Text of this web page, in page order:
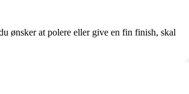
ønsker at polere eller give en fin finish, skal